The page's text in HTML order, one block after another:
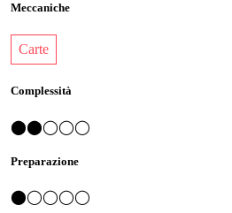
Meccaniche
Carte
Complessità
⬤⬤◯◯◯
Preparazione
⬤◯◯◯◯